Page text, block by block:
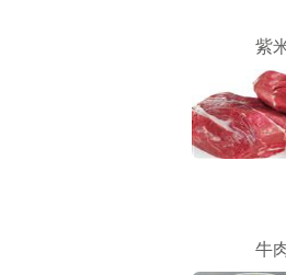
紫
牛